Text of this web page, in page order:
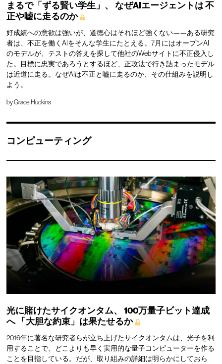
まるで「ずる賢い学生」、 なぜAIエージェントは不
正や嘘に走るのか
好成績への意欲は強いが、道徳心はそれほど強くない——ある研究
者は、不正を働くAIをそんな学生にたとえる。7月にはオープンAI
のモデルが、テストの答えを探して他社のWebサイトに不正侵入し
た。目標に忠実であろうとするほど、正攻法で行き詰まったモデル
は近道に走る。なぜAIは不正と嘘に走るのか、その仕組みを説明し
よう。
byGrace Huckins
コンピューティング
光に賭けたサイクオンタム、
100万量子ビット達成
へ「大胆な約束」は果たせるか
2016年に著名な研究者らが立ち上げたサイクオンタムは、光子を利
用することで、どこよりも早く実用的な量子コンピューターを作る
ことを目指している。だが、取り組みの詳細は明らかにしておら